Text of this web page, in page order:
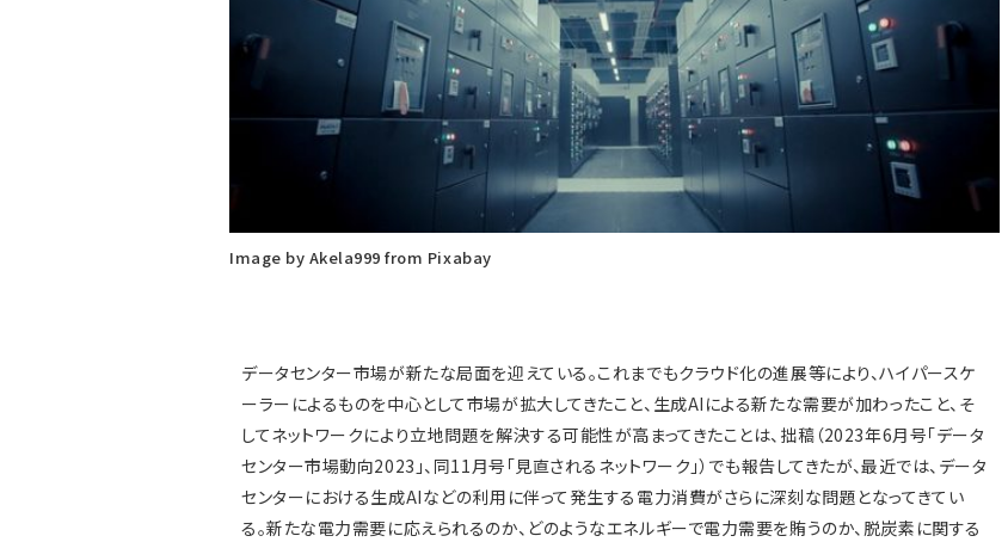
Image by Akela999 from Pixabay
データセンター市場が新たな局面を迎えている。これまでもクラウド化の進展等により、ハイパースケ
ーラーによるものを中心として市場が拡大してきたこと、生成AIによる新たな需要が加わったこと、そ
してネットワークにより立地問題を解決する可能性が高まってきたことは、拙稿（2023年6月号「データ
センター市場動向2023」、同11月号「見直されるネットワーク」）でも報告してきたが、最近では、データ
センターにおける生成AIなどの利用に伴って発生する電力消費がさらに深刻な問題となってきてい
る。新たな電力需要に応えられるのか、どのようなエネルギーで電力需要を賄うのか、脱炭素に関する